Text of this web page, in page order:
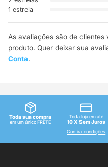
1 estrela
As avaliações são de
produto. Quer deixar sua
Conta.
Toda sua compra
em um único FRETE
Toda loja em até
10 X Sem Juros
Confira condições